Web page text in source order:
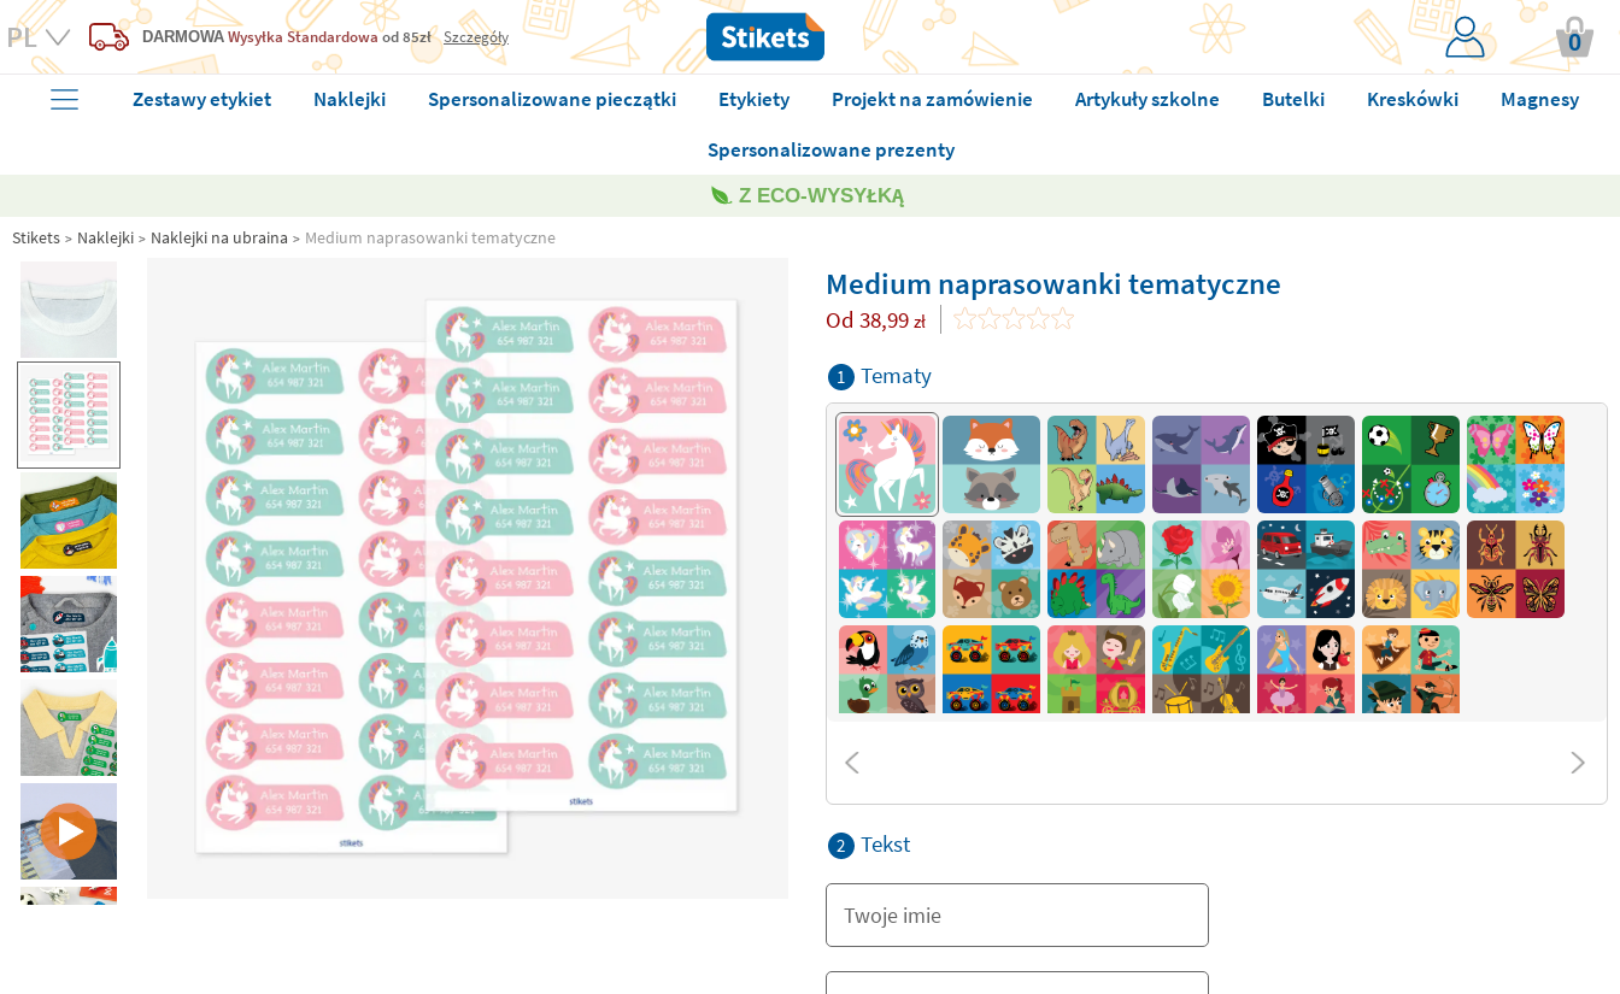
DARMOWA Wysyłka Standardowaod 85zł Szczegóły 0
Zestawy etykiet Naklejki Spersonalizowane pieczątki Etykiety Projekt na zamówienie Artykuły szkolne Butelki Kreskówki
Magnesy
Spersonalizowane prezenty
Z ECO-WYSYŁKĄ
Stikets Naklejki Naklejki na ubraina Medium naprasowanki tematyczne
Medium naprasowanki tematyczne
Od 38,99 zł
1 Tematy
2 Tekst